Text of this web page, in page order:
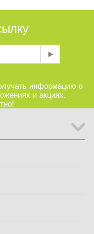
информацию о
и акциях.